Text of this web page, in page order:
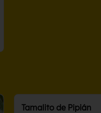
Tamalito de Pipián